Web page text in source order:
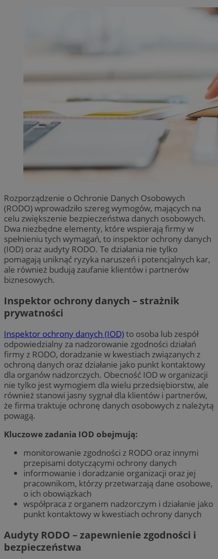
Rozporządzenie o Ochronie Danych Osobowych
(RODO) wprowadziło szereg wymogów, mających na
celu zwiększenie bezpieczeństwa danych osobowych.
Dwa niezbędne elementy, które wspierają firmy w
spełnieniu tych wymagań, to inspektor ochrony danych
(IOD) oraz audyty RODO. Te działania nie tylko
pomagają uniknąć ryzyka naruszeń i potencjalnych kar,
ale również budują zaufanie klientów i partnerów
biznesowych.
Inspektor ochrony danych – strażnik
prywatności
Inspektor ochrony danych (IOD)to osoba lub zespół
odpowiedzialny za nadzorowanie zgodności działań
firmy z RODO, doradzanie w kwestiach związanych z
ochroną danych oraz działanie jako punkt kontaktowy
dla organów nadzorczych. Obecność IOD w organizacji
nie tylko jest wymogiem dla wielu przedsiębiorstw, ale
również stanowi jasny sygnał dla klientów i partnerów,
że firma traktuje ochronę danych osobowych z należytą
powagą.
Kluczowe zadania IOD obejmują:
monitorowanie zgodności z RODO oraz innymi
przepisami dotyczącymi ochrony danych
informowanie i doradzanie organizacji oraz jej
pracownikom, którzy przetwarzają dane osobowe,
o ich obowiązkach
współpraca z organem nadzorczym i działanie jako
punkt kontaktowy w kwestiach ochrony danych
Audyty RODO – zapewnienie zgodności i
bezpieczeństwa